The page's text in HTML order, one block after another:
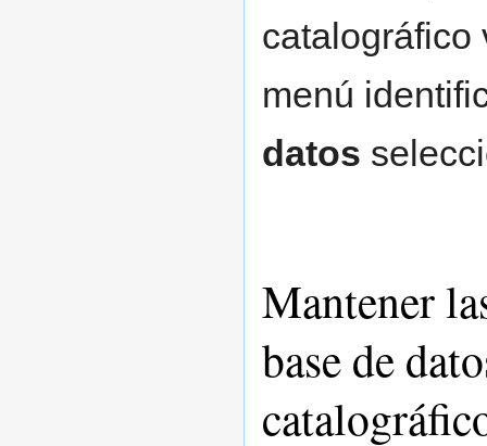
catalográfico
menú
datos
Mantener
base de